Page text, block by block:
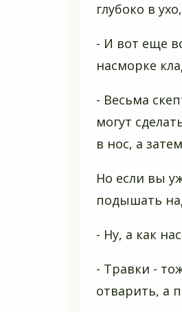
глубоко в
- И вот еще
насморке
- Весьма
могут
в нос, а
Но если вы
подышать
- Ну, а как
- Травки -
отварить, а